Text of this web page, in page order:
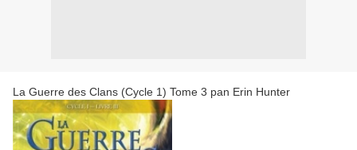
La Guerre des Clans (Cycle 1) Tome 3 pan Erin Hunter